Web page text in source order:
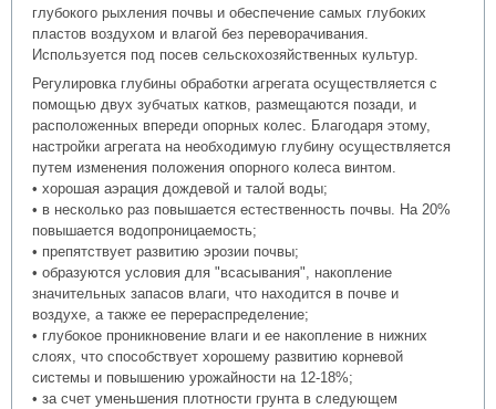
глубокого рыхления почвы и обеспечение самых глубоких
пластов воздухом и влагой без переворачивания.
Используется под посев сельскохозяйственных культур.
Регулировка глубины обработки агрегата осуществляется с
помощью двух зубчатых катков, размещаются позади, и
расположенных впереди опорных колес. Благодаря этому,
настройки агрегата на необходимую глубину осуществляется
путем изменения положения опорного колеса винтом.
• хорошая аэрация дождевой и талой воды;
• в несколько раз повышается естественность почвы. На 20%
повышается водопроницаемость;
• препятствует развитию эрозии почвы;
• образуются условия для "всасывания", накопление
значительных запасов влаги, что находится в почве и
воздухе, а также ее перераспределение;
• глубокое проникновение влаги и ее накопление в нижних
слоях, что способствует хорошему развитию корневой
системы и повышению урожайности на 12-18%;
• за счет уменьшения плотности грунта в следующем